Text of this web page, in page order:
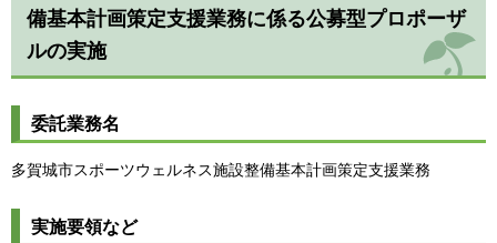
備基本計画策定支援業務に係る公募型プロポーザ
ルの実施
委託業務名
多賀城市スポーツウェルネス施設整備基本計画策定支援業務
実施要領など